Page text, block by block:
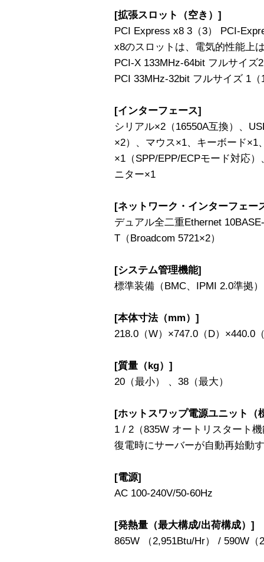
[拡張スロット（空き）]
PCI Express x8 3（3） PCI-
x8のスロットは、電気的性能上
PCI-X 133MHz-64bit フルサイズ
PCI 33MHz-32bit フルサイズ 1
[インターフェース]
シリアル×2（16550A互換）、
×2）、マウス×1、キーボード×1
×1（SPP/EPP/ECPモード対応
ニター×1
[ネットワーク・インターフェー
デュアル全二重Ethernet
T（Broadcom 5721×2）
[システム管理機能]
標準装備（BMC、IPMI 2.0準拠）
[本体寸法（mm）]
218.0（W）×747.0（D）×440.0
[質量（kg）]
20（最小） 、38（最大）
[ホットスワップ電源ユニット（
1 / 2（835W オートリスタート
復電時にサーバーが自動再始動
[電源]
AC 100-240V/50-60Hz
[発熱量（最大構成/出荷構成）]
865W （2,951Btu/Hr） / 590W（